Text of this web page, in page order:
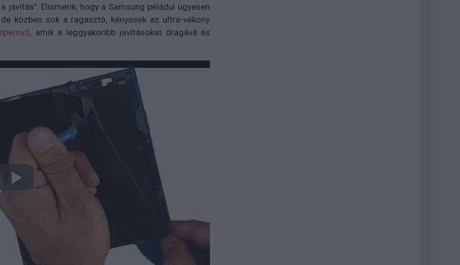
Elismerik, hogy a Samsung péládul ügyesen
közben sok a ragasztó, kényesek az ultra-vékony
, amik a leggyakoribb javításokat drágává és